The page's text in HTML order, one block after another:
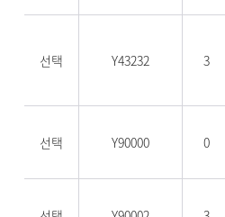
선택 Y43232 3
선택 Y90000 0